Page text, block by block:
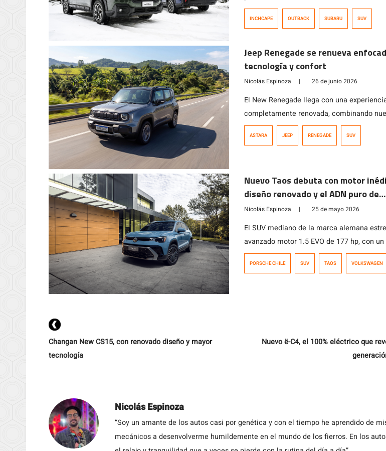
actividad realizada en Chile, que reunió a
Corporation. El modelo ya está disponible
mercado chileno en dos versiones, con
parten en los $35.990.000.
INCHCAPE OUTBACK SUBARU SUV
Jeep Renegade se renueva
tecnología y confort
Nicolás Espinoza | 26 de junio 2026
El New Renegade llega con una
completamente renovada, combinando
tecnologías, mayor confort y el ADN
definido históricamente al SUV de Jeep.
ASTARA JEEP RENEGADE SUV
Nuevo Taos debuta con motor
diseño renovado y el ADN puro de
Volkswagen
Nicolás Espinoza | 25 de mayo 2026
El SUV mediano de la marca alemana
avanzado motor 1.5 EVO de 177 hp, con
paquete de seguridad, el modelo alcanza la
PORSCHE CHILE SUV TAOS VOLKSWAGEN
Changan New CS15, con renovado diseño y mayor
tecnología
Nuevo ë-C4, el 100% eléctrico que
Nicolás Espinoza
“Soy un amante de los autos casi por genética y con el tiempo he aprendido de
mecánicos a desenvolverme humildemente en el mundo de los fierros. En los